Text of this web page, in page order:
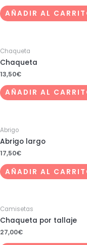
AÑADIR AL
Chaqueta
Chaqueta
13,50€
AÑADIR AL
Abrigo
Abrigo largo
17,50€
AÑADIR AL
Camisetas
Chaqueta por tallaje
27,00€